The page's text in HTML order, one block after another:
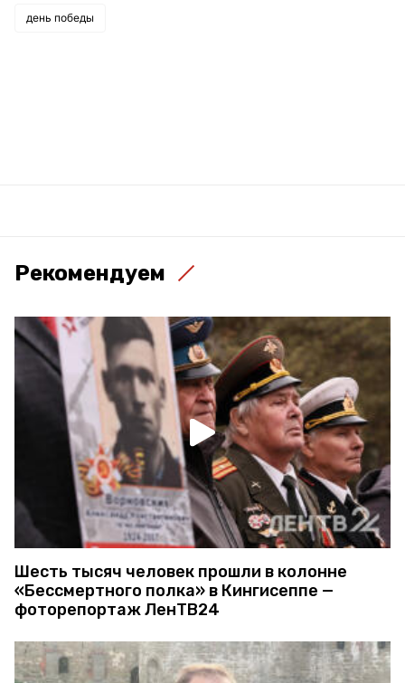
день победы
Рекомендуем
Шесть тысяч человек прошли в колонне
«Бессмертного полка» в Кингисеппе —
фоторепортаж ЛенТВ24